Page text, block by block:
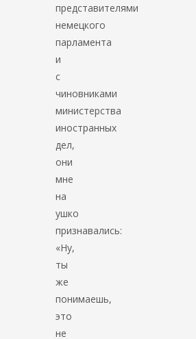
представителями
немецкого
парламента
и
с
чиновниками
министерства
иностранных
дел,
они
мне
на
ушко
признавались:
«Ну,
ты
же
понимаешь,
это
не